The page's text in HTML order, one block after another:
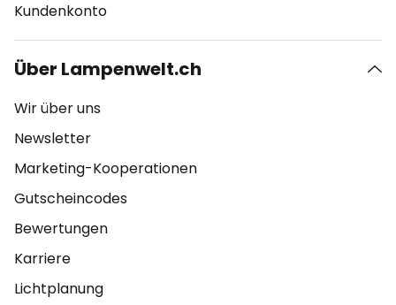
Kundenkonto
Über Lampenwelt.ch
Wir über uns
Newsletter
Marketing-Kooperationen
Gutscheincodes
Bewertungen
Karriere
Lichtplanung